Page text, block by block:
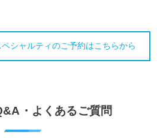
シャルティのご予約はこちらから
・よくあるご質問